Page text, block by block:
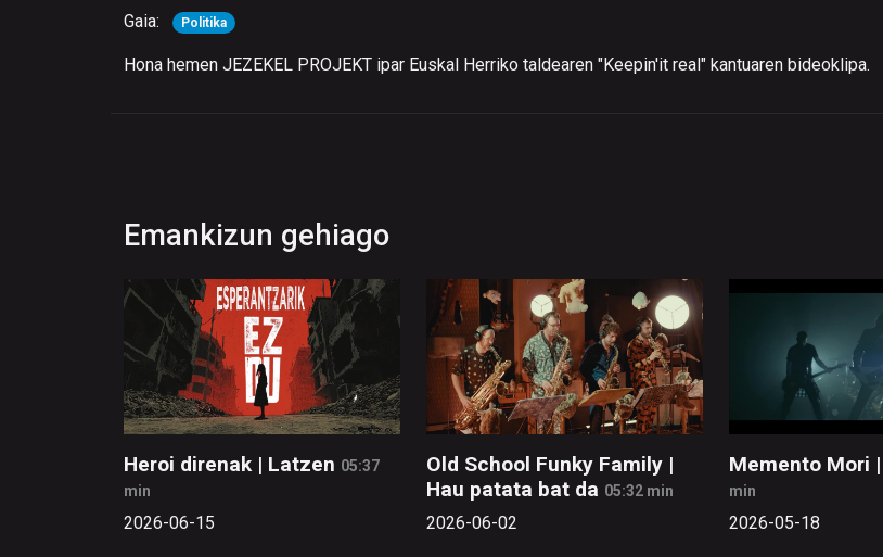
Gaia: Politika
Hona hemen JEZEKEL PROJEKT ipar Euskal Herriko taldearen "Keepin'it real" kantuaren bideoklipa.
Emankizun gehiago
Heroi direnak | Latzen 05:37
min
2026-06-15
Old School Funky Family |
Hau patata bat da 05:32 min
2026-06-02
Memento Mori
min
2026-05-18